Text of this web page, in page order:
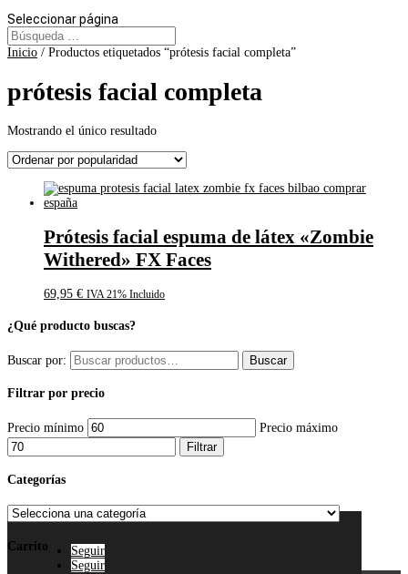
Seleccionar página
Inicio / Productos etiquetados “prótesis facial completa”
prótesis facial completa
Mostrando el único resultado
Prótesis facial espuma de látex «Zombie
Withered» FX Faces
69,95 € IVA 21% Incluido
¿Qué producto buscas?
Buscar por: Buscar
Filtrar por precio
Precio mínimo
Precio máximo
Filtrar
Categorías
Carrito
Seguir
Seguir